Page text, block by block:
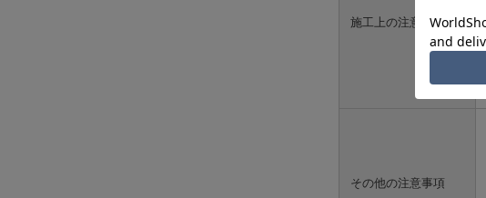
施工上の注意
その他の注意事項